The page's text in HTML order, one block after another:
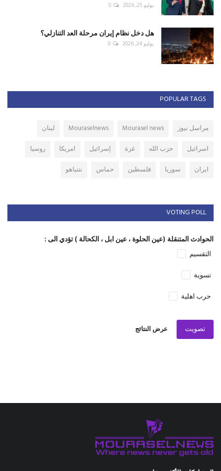
يوليو 25, 2026 0
هل دخل نظام إيران مرحلة العد التنازلي؟
يوليو 24, 2026 0
POPULAR TAGS
مراسل نيوز Mourasel news
Mouraselnews
لبنان
اسرائيل
حزب الله غزة إسرائيل امريكا
روسيا
ايران
سوريا فلسطين حماس نتنياهو
VOTING POLL
الحوادث المتنقلة (عين الحلوة ، عين ابل ، الكحالة ) تؤدي الى :
التقسيم
تسوية
حرب اهلية
تصويت عرض النتائج